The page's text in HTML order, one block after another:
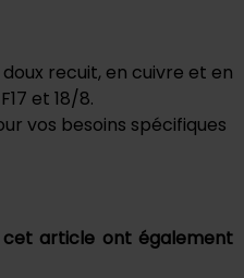
recuit, en cuivre et en
et 18/8.
vos besoins spécifiques
cet article ont également